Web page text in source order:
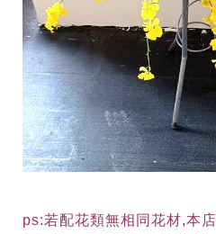
ps:若配花類無相同花材,本